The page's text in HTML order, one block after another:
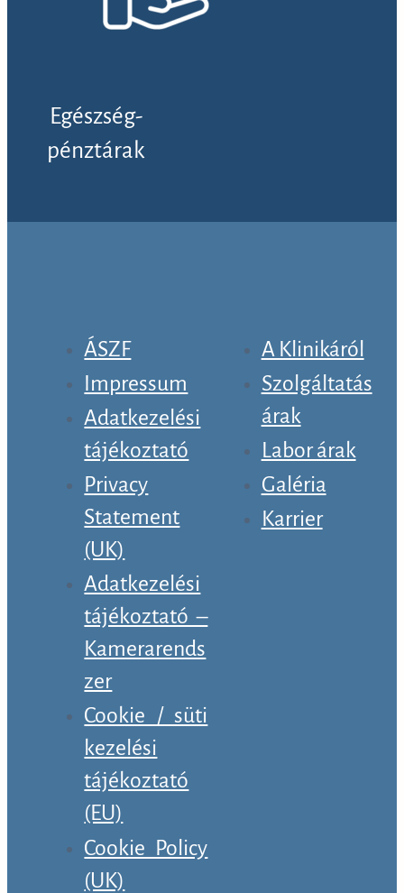
Egészség-
pénztárak
ÁSZF
Impressum
Adatkezelési
tájékoztató
Privacy
Statement
(UK)
Adatkezelési
tájékoztató –
Kamerarends
zer
Cookie / süti
kezelési
tájékoztató
(EU)
Cookie Policy
(UK)
A Klinikáról
Szolgáltatás
árak
Labor árak
Galéria
Karrier